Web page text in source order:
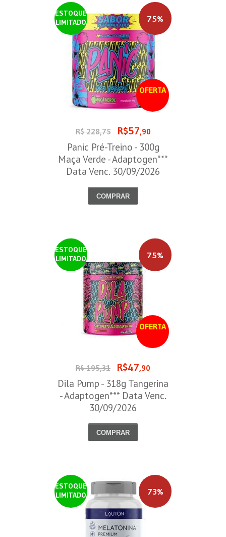
ESTOQUE
LIMITADO
OFERTA
75%
R$ 228,75 R$57,90
Panic Pré-Treino - 300g
Maça Verde - Adaptogen***
Data Venc. 30/09/2026
COMPRAR
ESTOQUE
LIMITADO
OFERTA
75%
R$ 195,31 R$47,90
Dila Pump - 318g Tangerina
- Adaptogen*** Data Venc.
30/09/2026
COMPRAR
ESTOQUE
LIMITADO
73%